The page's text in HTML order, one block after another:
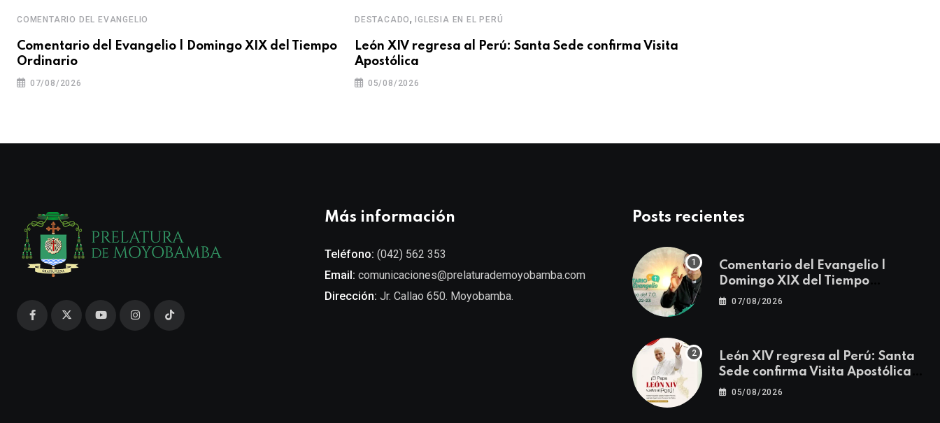
COMENTARIO DEL EVANGELIO
Comentario del Evangelio | Domingo XIX del Tiempo
Ordinario
07/08/2026
DESTACADO,IGLESIA EN EL PERÚ
León XIV regresa al Perú: Santa Sede confirma Visita
Apostólica
05/08/2026
Más información
Teléfono: (042) 562 353
Email: comunicaciones@prelaturademoyobamba.com
Dirección: Jr. Callao 650. Moyobamba.
Posts recientes
Comentario del Evangelio |
Domingo XIX del Tiempo
Ordinario | Mateo 14, 22-23
07/08/2026
León XIV regresa al Perú: Santa
Sede confirma Visita Apostólica
del 11 al 17 de noviembre
05/08/2026